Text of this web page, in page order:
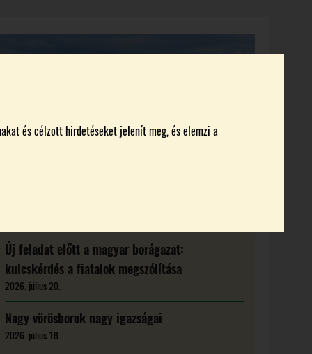
és célzott hirdetéseket jelenít meg, és elemzi a
KI KICSODA RENDEZVÉNYEK MAGAZIN
Új feladat előtt a magyar borágazat:
kulcskérdés a fiatalok megszólítása
2026. július 20.
Nagy vörösborok nagy igazságai
2026. július 18.